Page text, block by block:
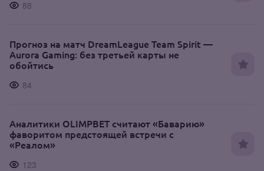
88
Прогноз на матч DreamLeague Team Spirit —
Aurora Gaming: без третьей карты не
обойтись
84
Аналитики OLIMPBET считают «Баварию»
фаворитом предстоящей встречи с
«Реалом»
123